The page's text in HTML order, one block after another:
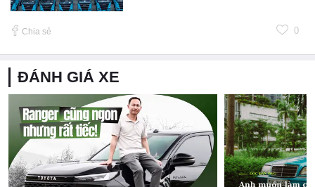
Chia sẻ 0
ĐÁNH GIÁ XE